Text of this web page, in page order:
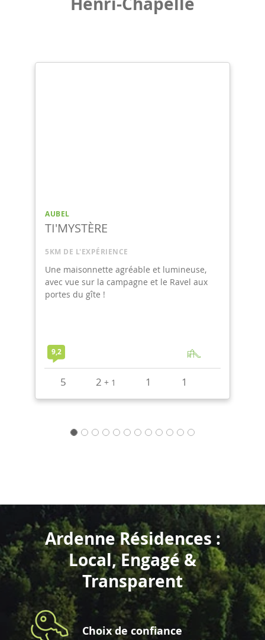
AUBEL
TI'MYSTÈRE (2 pers.)
5KM DE L'EXPÉRIENCE
Une maisonnette agréable et lumineuse,
avec vue sur la campagne et le Ravel aux
portes du gîte !
Ardenne Résidences :
Local, Engagé &
Transparent
Choix de confiance